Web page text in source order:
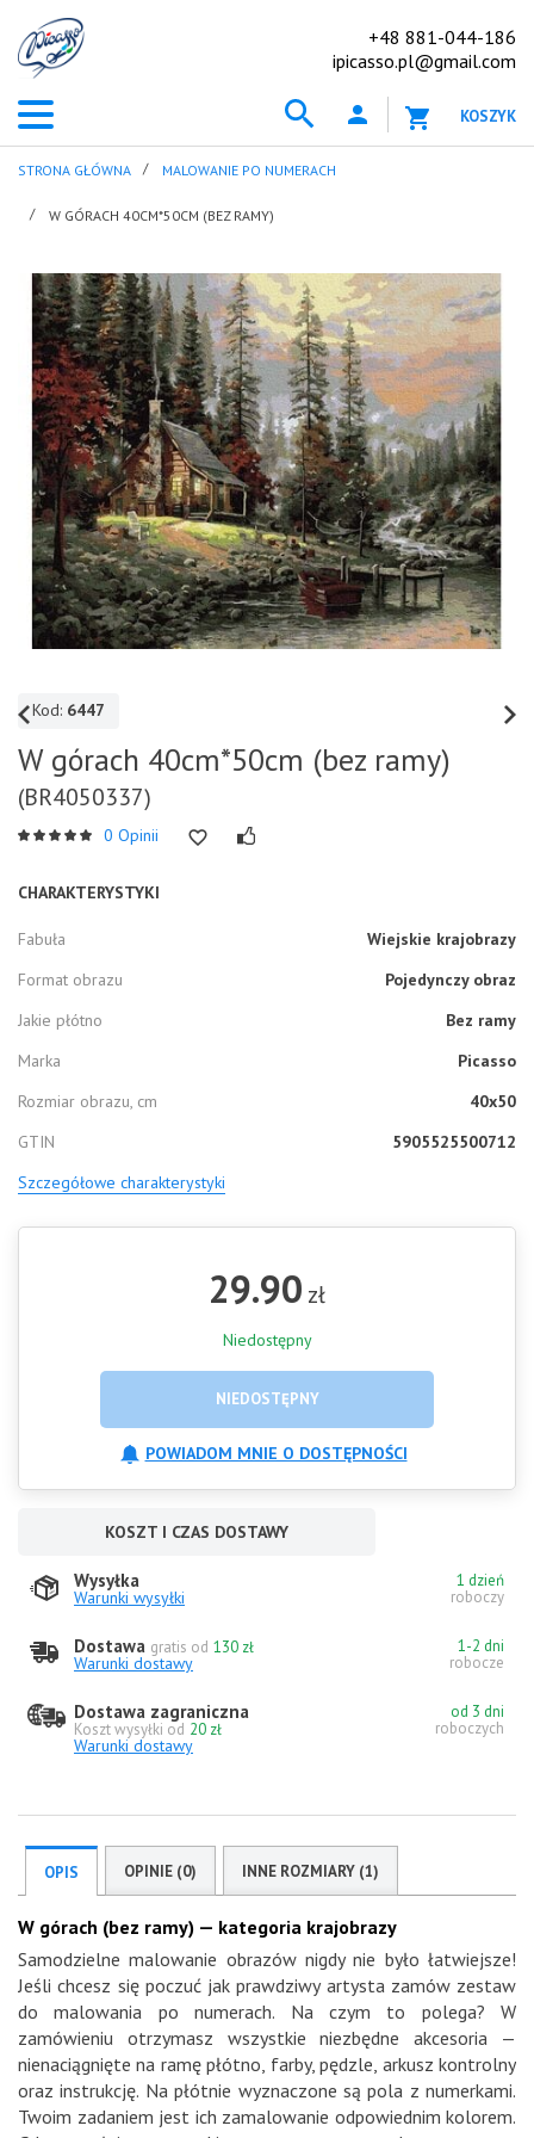
+48 881-044-186
ipicasso.pl@gmail.com
KOSZYK
STRONA GŁÓWNA MALOWANIE PO NUMERACH
W GÓRACH 40CM*50CM (BEZ RAMY)
Kod: 6447
W górach 40cm*50cm (bez ramy)
(BR4050337)
0 Opinii
CHARAKTERYSTYKI
Fabuła
Wiejskie krajobrazy
Format obrazu
Pojedynczy obraz
Jakie płótno
Bez ramy
Marka
Picasso
Rozmiar obrazu, cm
40x50
GTIN
5905525500712
Szczegółowe charakterystyki
29.90 zł
Niedostępny
NIEDOSTĘPNY
POWIADOM MNIE O DOSTĘPNOŚCI
KOSZT I CZAS DOSTAWY
Wysyłka
Warunki wysyłki
1 dzień
roboczy
Dostawa gratis od 130 zł
Warunki dostawy
1-2 dni
robocze
Dostawa zagraniczna
Koszt wysyłki od 20 zł
Warunki dostawy
od 3 dni
roboczych
OPIS OPINIE (0) INNE ROZMIARY (1)
W górach (bez ramy) — kategoria krajobrazy
Samodzielne malowanie obrazów nigdy nie było łatwiejsze!
Jeśli chcesz się poczuć jak prawdziwy artysta zamów zestaw
do malowania po numerach. Na czym to polega? W
zamówieniu otrzymasz wszystkie niezbędne akcesoria —
nienaciągnięte na ramę płótno, farby, pędzle, arkusz kontrolny
oraz instrukcję. Na płótnie wyznaczone są pola z numerkami.
Twoim zadaniem jest ich zamalowanie odpowiednim kolorem.